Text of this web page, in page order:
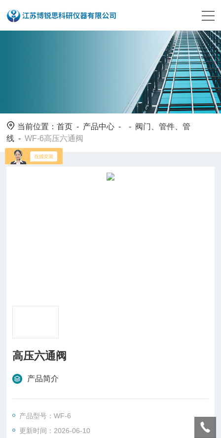
当前位置：首页 - 产品中心 - - 阀门、管件、管
线 -WF-6高压六通阀
高压六通阀
产品简介
产品型号：WF-6
更新时间：2026-06-10